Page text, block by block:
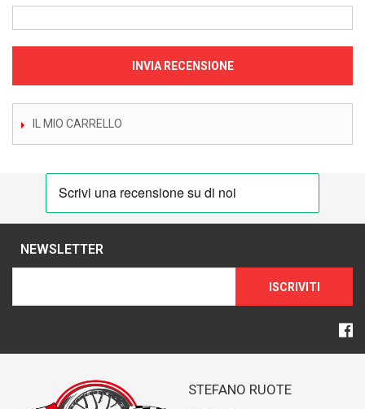
INVIA RECENSIONE
IL MIO CARRELLO
NEWSLETTER
ISCRIVITI
STEFANO RUOTE